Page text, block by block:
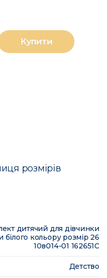
Купити
розмірів
дитячий для дівчинки
білого кольору розмір 26
10в014-01 162651C
Детство